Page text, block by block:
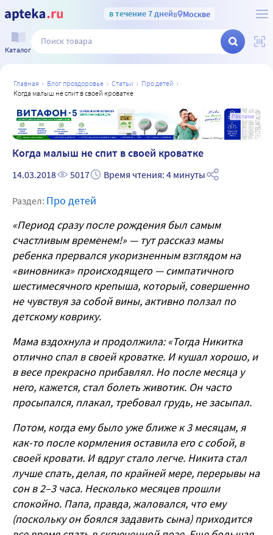
в течение 7 днейв Москве
Каталог
главная блог проздоровье статьи
про детей
когда малыш не спит в своей кроватке
Реклама
Когда малыш не спит в своей кроватке
14.03.2018 5017 Время чтения: 4 минуты
Раздел: Про детей
«Период сразу после рождения был самым
счастливым временем!» — тут рассказ мамы
ребенка прервался укоризненным взглядом на
«виновника» происходящего — симпатичного
шестимесячного крепыша, который, совершенно
не чувствуя за собой вины, активно ползал по
детскому коврику.
Мама вздохнула и продолжила: «Тогда Никитка
отлично спал в своей кроватке. И кушал хорошо, и
в весе прекрасно прибавлял. Но после месяца у
него, кажется, стал болеть животик. Он часто
просыпался, плакал, требовал грудь, не засыпал.
Потом, когда ему было уже ближе к 3 месяцам, я
как-то после кормления оставила его с собой, в
своей кровати. И вдруг стало легче. Никита стал
лучше спать, делая, по крайней мере, перерывы на
сон в 2–3 часа. Несколько месяцев прошли
спокойно. Папа, правда, жаловался, что ему
(поскольку он боялся задавить сына) приходится